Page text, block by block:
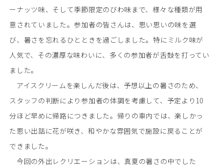
ーナッツ味、そして季節限定のびわ味まで、様々な種類が用
意されていました。参加者の皆さんは、思い思いの味を選
び、暑さを忘れるひとときを過ごしました。特にミルク味が
人気で、その濃厚な味わいに、多くの参加者が舌鼓を打ってい
ました。
アイスクリームを楽しんだ後は、予想以上の暑さのため、
スタッフの判断により参加者の体調を考慮して、予定より10
分ほど早めに帰路につきました。帰りの車内では、楽しかっ
た思い出話に花が咲き、和やかな雰囲気で施設に戻ることが
できました。
今回の外出レクリエーションは、真夏の暑さの中でした